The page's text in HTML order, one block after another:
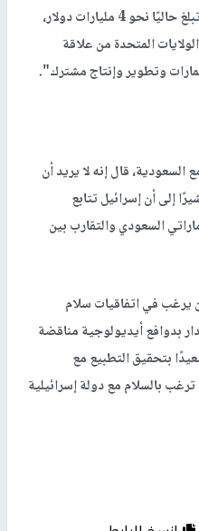
للمساعدات الأمنية الأميركية"، التي تبلغ حاليًا نحو 4 مليارات دولار،
المتحدة من علاقة
وتطوير وإنتاج مشترك".
قال إنه لا يريد أن
إلى أن إسرائيل تتابع
السعودي والتقارب بين
في اتفاقيات سلام
بدوافع أيديولوجية مناقضة
بتحقيق التطبيع مع
بالسلام مع دولة إسرائيلية